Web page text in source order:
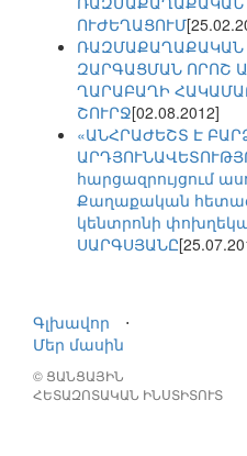
ՈՒԺԵՂԱՑՈՒՄ
ՌԱԶՄԱՔԱՂԱՔԱԿԱՆ
ԶԱՐԳԱՑՄԱՆ ՈՐՈՇ
ՂԱՐԱԲԱՂԻ
ՇՈՒՐՋ[02.08.2012]
«ԱՆՀՐԱԺԵՇՏ Է
հարցազրույցում
Քաղաքական
կենտրոնի
ՍԱՐԳՍՅԱՆԸ
Գլխավոր
⋅
Մեր մասին
© ՑԱՆՑԱՅԻՆ
ՀԵՏԱԶՈՏԱԿԱՆ ԻՆՍՏԻՏՈՒՏ